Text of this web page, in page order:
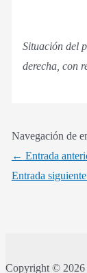
Situación del
derecha, con
Navegación de
← Entrada
Entrada siguiente
Copyright © 2026